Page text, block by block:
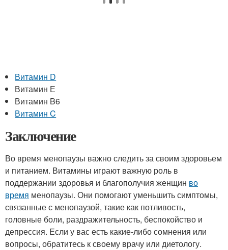
Витамин D
Витамин Е
Витамин B6
Витамин C
Заключение
Во время менопаузы важно следить за своим здоровьем
и питанием. Витамины играют важную роль в
поддержании здоровья и благополучия женщин во
время менопаузы. Они помогают уменьшить симптомы,
связанные с менопаузой, такие как потливость,
головные боли, раздражительность, беспокойство и
депрессия. Если у вас есть какие-либо сомнения или
вопросы, обратитесь к своему врачу или диетологу.